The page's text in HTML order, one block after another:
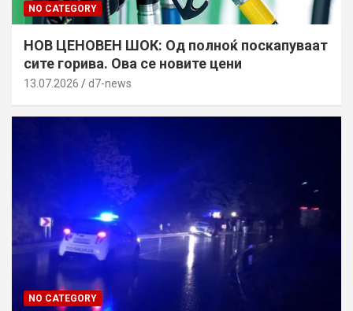
NO CATEGORY
НОВ ЦЕНОВЕН ШОК: Од полноќ поскапуваат
сите горива. Ова се новите цени
13.07.2026 d7-news
NO CATEGORY